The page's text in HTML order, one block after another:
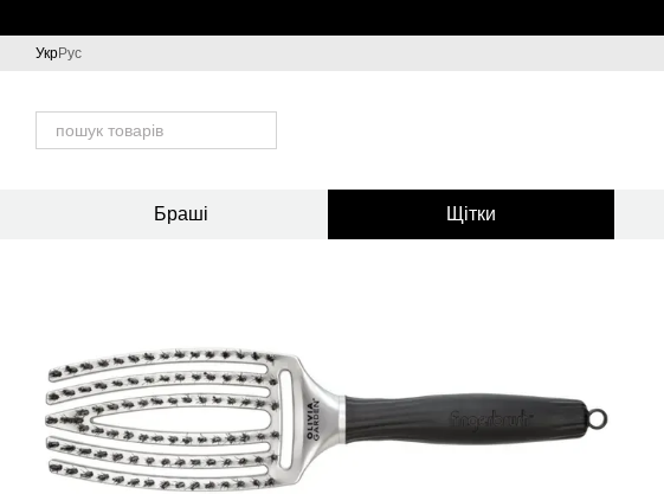
УкрРус
Браші Щітки